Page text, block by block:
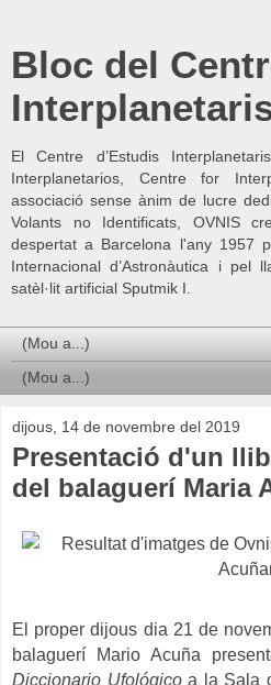
Bloc del
El Centre d’Estudis
Interplanetarios, Centre for
associació sense ànim de lucre
Volants no Identificats, OVNIS
despertat a Barcelona l'any 1957
Internacional d’Astronàutica i pel
satèl·lit artificial Sputmik I.
dijous, 14 de novembre del 2019
Presentació d'un
del balaguerí Maria
El proper dijous dia 21 de
balaguerí Mario Acuña
Diccionario Ufológicoa la Sala